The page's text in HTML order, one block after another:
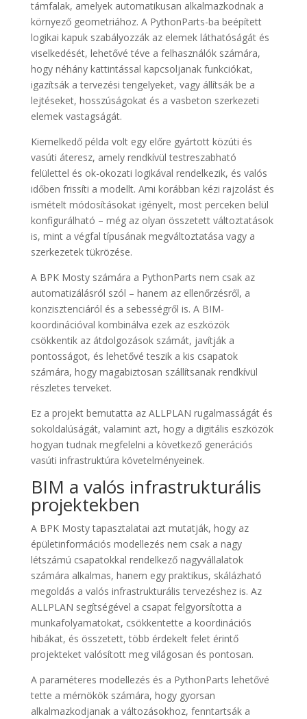
támfalak, amelyek automatikusan alkalmazkodnak a
környező geometriához. A PythonParts-ba beépített
logikai kapuk szabályozzák az elemek láthatóságát és
viselkedését, lehetővé téve a felhasználók számára,
hogy néhány kattintással kapcsoljanak funkciókat,
igazítsák a tervezési tengelyeket, vagy állítsák be a
lejtéseket, hosszúságokat és a vasbeton szerkezeti
elemek vastagságát.
Kiemelkedő példa volt egy előre gyártott közúti és
vasúti áteresz, amely rendkívül testreszabható
felülettel és ok-okozati logikával rendelkezik, és valós
időben frissíti a modellt. Ami korábban kézi rajzolást és
ismételt módosításokat igényelt, most perceken belül
konfigurálható – még az olyan összetett változtatások
is, mint a végfal típusának megváltoztatása vagy a
szerkezetek tükrözése.
A BPK Mosty számára a PythonParts nem csak az
automatizálásról szól – hanem az ellenőrzésről, a
konzisztenciáról és a sebességről is. A BIM-
koordinációval kombinálva ezek az eszközök
csökkentik az átdolgozások számát, javítják a
pontosságot, és lehetővé teszik a kis csapatok
számára, hogy magabiztosan szállítsanak rendkívül
részletes terveket.
Ez a projekt bemutatta az ALLPLAN rugalmasságát és
sokoldalúságát, valamint azt, hogy a digitális eszközök
hogyan tudnak megfelelni a következő generációs
vasúti infrastruktúra követelményeinek.
BIM a valós infrastrukturális
projektekben
A BPK Mosty tapasztalatai azt mutatják, hogy az
épületinformációs modellezés nem csak a nagy
létszámú csapatokkal rendelkező nagyvállalatok
számára alkalmas, hanem egy praktikus, skálázható
megoldás a valós infrastrukturális tervezéshez is. Az
ALLPLAN segítségével a csapat felgyorsította a
munkafolyamatokat, csökkentette a koordinációs
hibákat, és összetett, több érdekelt felet érintő
projekteket valósított meg világosan és pontosan.
A paraméteres modellezés és a PythonParts lehetővé
tette a mérnökök számára, hogy gyorsan
alkalmazkodjanak a változásokhoz, fenntartsák a